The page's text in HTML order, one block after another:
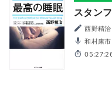
スタン
西野精治
和村康市